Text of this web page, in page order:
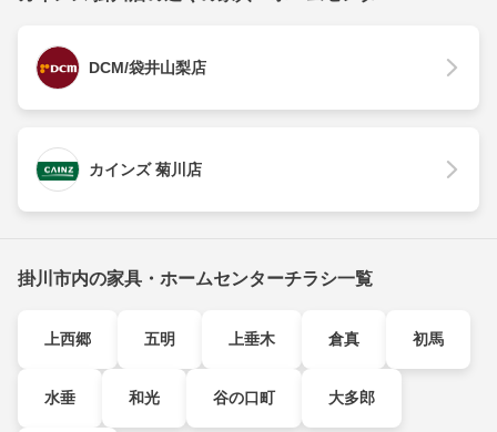
DCM/袋井山梨店
カインズ 菊川店
掛川市内の家具・ホームセンターチラシ一覧
上西郷 五明 上垂木 倉真 初馬
水垂 和光 谷の口町 大多郎